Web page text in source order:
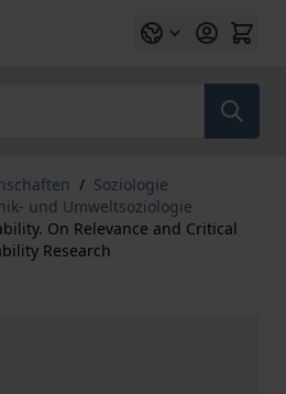
/ Soziologie
und Umweltsoziologie
On Relevance and Critical
Research